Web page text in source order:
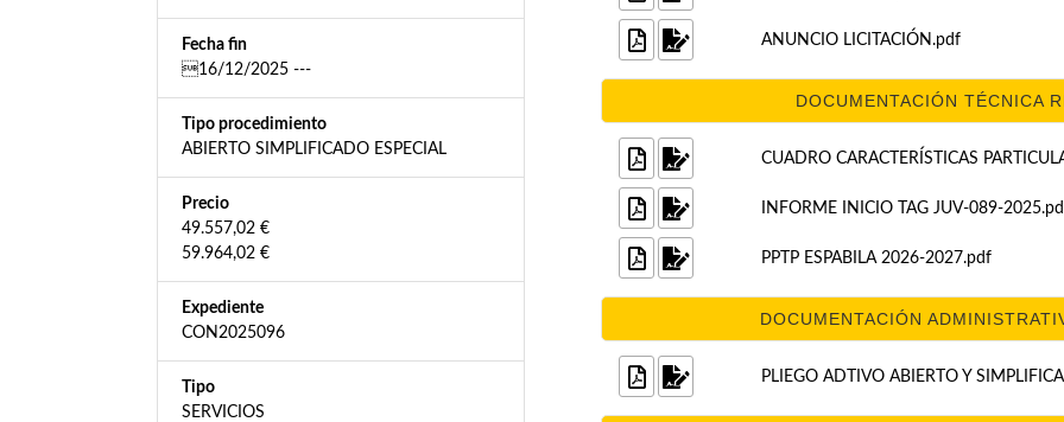
Fecha fin
16/12/2025 ---
Tipo procedimiento
ABIERTO SIMPLIFICADO ESPECIAL
Precio
49.557,02 €
59.964,02 €
Expediente
CON2025096
Tipo
SERVICIOS
ANUNCIO LICITACIÓN.pdf
DOCUMENTACIÓN TÉCNICA
CUADRO CARACTERÍSTICAS
INFORME INICIO TAG JUV-089-
PPTP ESPABILA 2026-2027.pdf
DOCUMENTACIÓN
PLIEGO ADTIVO ABIERTO Y